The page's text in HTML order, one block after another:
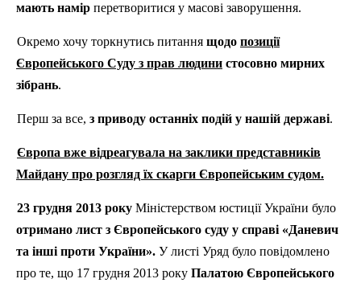
мають намір перетворитися у масові заворушення.
Окремо хочу торкнутись питання щодо позиції
Європейського Суду з прав людини стосовно мирних
зібрань.
Перш за все, з приводу останніх подій у нашій державі.
Європа вже відреагувала на заклики представників
Майдану про розгляд їх скарги Європейським судом.
23 грудня 2013 року Міністерством юстиції України було
отримано лист з Європейського суду у справі «Даневич
та інші проти України». У листі Уряд було повідомлено
про те, що 17 грудня 2013 року Палатою Європейського